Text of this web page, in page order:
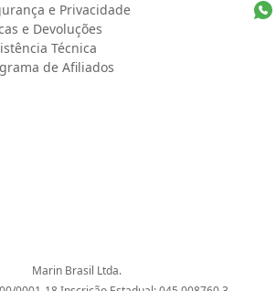
e Privacidade
e Devoluções
Técnica
de Afiliados
Marin Brasil Ltda.